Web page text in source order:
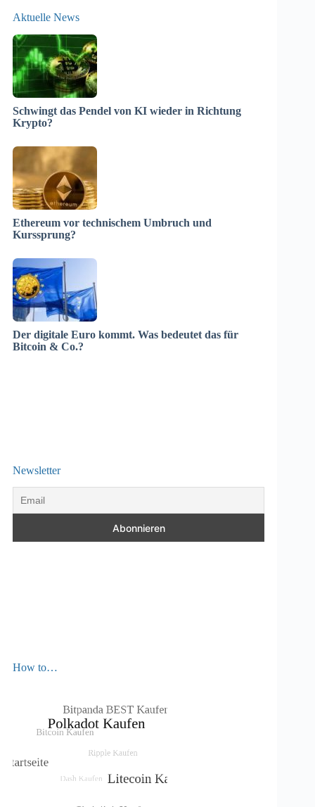
Aktuelle News
Schwingt das Pendel von KI wieder in Richtung
Krypto?
Ethereum vor technischem Umbruch und
Kurssprung?
Der digitale Euro kommt. Was bedeutet das für
Bitcoin & Co.?
Newsletter
How to…